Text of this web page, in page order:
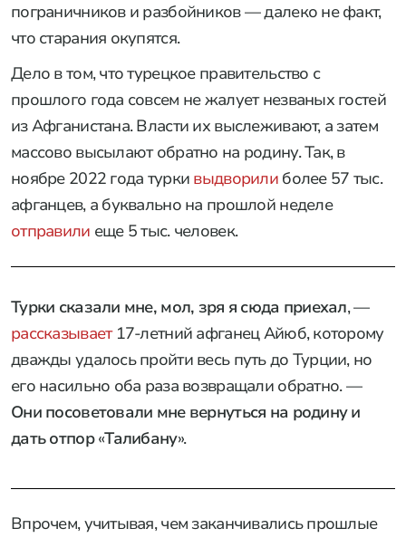
пограничников и разбойников — далеко не факт,
что старания окупятся.
Дело в том, что турецкое правительство с
прошлого года совсем не жалует незваных гостей
из Афганистана. Власти их выслеживают, а затем
массово высылают обратно на родину. Так, в
ноябре 2022 года турки выдворилиболее 57 тыс.
афганцев, а буквально на прошлой неделе
отправили еще 5 тыс. человек.
Турки сказали мне, мол, зря я сюда приехал, —
рассказывает17-летний афганец Айюб, которому
дважды удалось пройти весь путь до Турции, но
его насильно оба раза возвращали обратно. —
Они посоветовали мне вернуться на родину и
дать отпор«Талибану».
Впрочем, учитывая, чем заканчивались прошлые